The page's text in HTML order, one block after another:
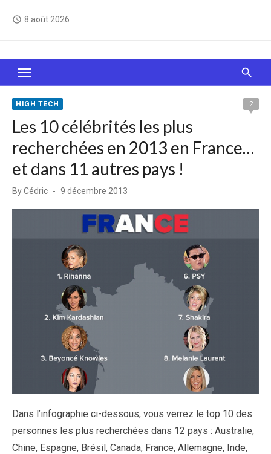
access_time 8 août 2026
Le Web, c'est comme une boîte de chocolats… On
sait jamais sur quoi on va tomber !
HIGH TECH 2
Les 10 célébrités les plus
recherchées en 2013 en France…
et dans 11 autres pays !
ByCédric
Posted
9 décembre 2013
Dans l’infographie ci-dessous, vous verrez le top 10 des
personnes les plus recherchées dans 12 pays : Australie,
Chine, Espagne, Brésil, Canada, France, Allemagne, Inde,